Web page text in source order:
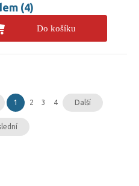
(4)
Do košíku
1 2 3 4 Další